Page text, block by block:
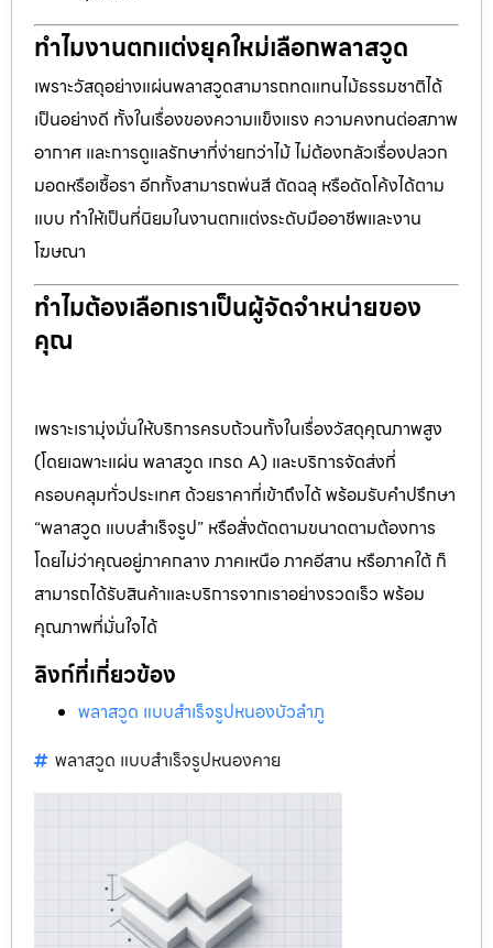
ทำไมงานตกแต่งยุคใหม่เลือกพลาสวูด
เพราะวัสดุอย่างแผ่นพลาสวูดสามารถทดแทนไม้ธรรมชาติได้
เป็นอย่างดี ทั้งในเรื่องของความแข็งแรง ความคงทนต่อสภาพ
อากาศ และการดูแลรักษาที่ง่ายกว่าไม้ ไม่ต้องกลัวเรื่องปลวก
มอดหรือเชื้อรา อีกทั้งสามารถพ่นสี ตัดฉลุ หรือดัดโค้งได้ตาม
แบบ ทำให้เป็นที่นิยมในงานตกแต่งระดับมืออาชีพและงาน
โฆษณา
ทำไมต้องเลือกเราเป็นผู้จัดจำหน่ายของ
คุณ
เพราะเรามุ่งมั่นให้บริการครบถ้วนทั้งในเรื่องวัสดุคุณภาพสูง
(โดยเฉพาะแผ่น พลาสวูด เกรด A) และบริการจัดส่งที่
ครอบคลุมทั่วประเทศ ด้วยราคาที่เข้าถึงได้ พร้อมรับคำปรึกษา
“พลาสวูด แบบสำเร็จรูป” หรือสั่งตัดตามขนาดตามต้องการ
โดยไม่ว่าคุณอยู่ภาคกลาง ภาคเหนือ ภาคอีสาน หรือภาคใต้ ก็
สามารถได้รับสินค้าและบริการจากเราอย่างรวดเร็ว พร้อม
คุณภาพที่มั่นใจได้
ลิงก์ที่เกี่ยวข้อง
พลาสวูด แบบสำเร็จรูปหนองบัวลำภู
พลาสวูด แบบสำเร็จรูปหนองคาย